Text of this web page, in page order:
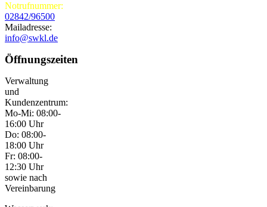
Notrufnummer:
02842/96500
Mailadresse:
info@swkl.de
Öffnungszeiten
Verwaltung
und
Kundenzentrum:
Mo-Mi: 08:00-
16:00 Uhr
Do: 08:00-
18:00 Uhr
Fr: 08:00-
12:30 Uhr
sowie nach
Vereinbarung